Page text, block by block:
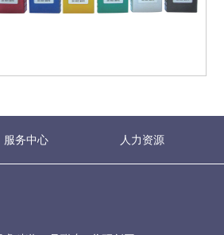
服务中心 人力资源